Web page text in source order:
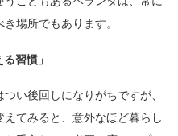
場所でもあります。
習慣」
い後回しになりがちですが、
えてみると、意外なほど暮らし